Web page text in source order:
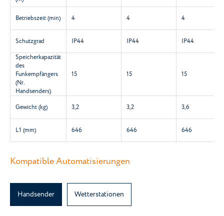
Betriebszeit (min) 4 4 4
Schutzgrad IP44 IP44
IP44
Speicherkapazität
des
Funkempfängers
(Nr.
Handsenders)
15 15 15
Gewicht (kg) 3,2 3,2 3,6
L1 (mm) 646 646 646
Kompatible Automatisierungen
Handsender Wetterstationen